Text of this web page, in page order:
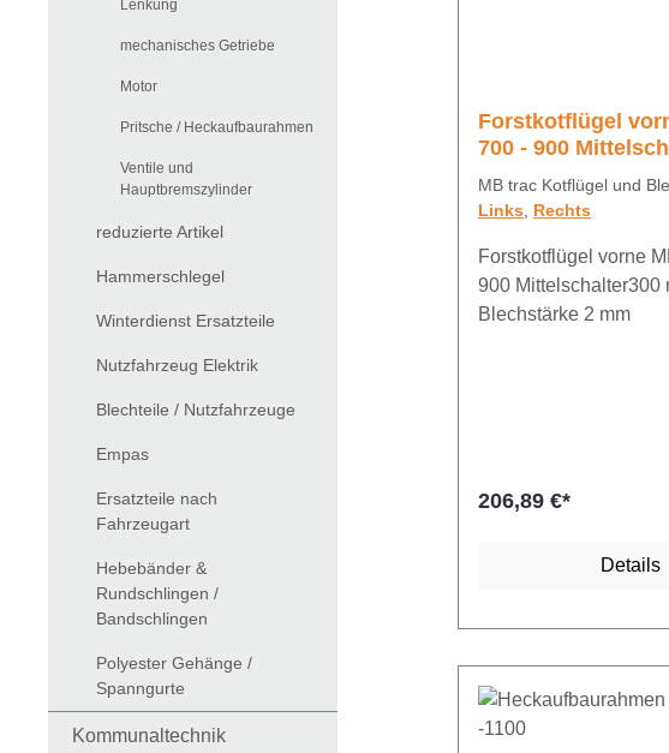
Lenkung
mechanisches Getriebe
Motor
Pritsche / Heckaufbaurahmen
Ventile und
Hauptbremszylinder
reduzierte Artikel
Hammerschlegel
Winterdienst Ersatzteile
Nutzfahrzeug Elektrik
Blechteile / Nutzfahrzeuge
Empas
Ersatzteile nach
Fahrzeugart
Hebebänder &
Rundschlingen /
Bandschlingen
Polyester Gehänge /
Spanngurte
Kommunaltechnik
Forstkotflügel
700 - 900
MB trac Kotflügel und
Links, Rechts
Forstkotflügel vorne
900 Mittelschalter300
Blechstärke 2 mm
206,89 €*
Details